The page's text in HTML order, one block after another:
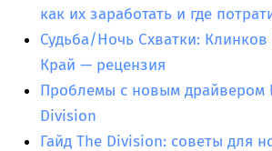
как их заработать и где
Судьба/Ночь Схватки:
Край — рецензия
Проблемы с новым драйвером
Division
Гайд The Division: советы для